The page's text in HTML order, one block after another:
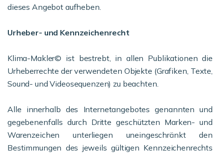
dieses Angebot aufheben.
Urheber- und Kennzeichenrecht
Klima-Makler© ist bestrebt, in allen Publikationen die
Urheberrechte der verwendeten Objekte (Grafiken, Texte,
Sound- und Videosequenzen) zu beachten.
Alle innerhalb des Internetangebotes genannten und
gegebenenfalls durch Dritte geschützten Marken- und
Warenzeichen unterliegen uneingeschränkt den
Bestimmungen des jeweils gültigen Kennzeichenrechts